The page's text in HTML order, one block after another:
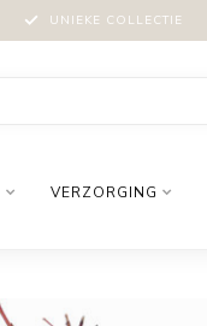
UNIEKE COLLECTIE
VERZORGING